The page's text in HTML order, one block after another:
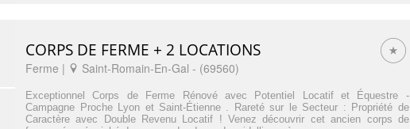
CORPS DE FERME + 2 LOCATIONS
Ferme | Saint-Romain-En-Gal - (69560)
Exceptionnel Corps de Ferme Rénové avec Potentiel Locatif et Équestre -
Campagne Proche Lyon et Saint-Étienne . Rareté sur le Secteur : Propriété de
Caractère avec Double Revenu Locatif ! Venez découvrir cet ancien corps de